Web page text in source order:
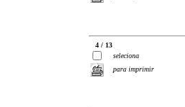
4 / 13
seleciona
para imprimir